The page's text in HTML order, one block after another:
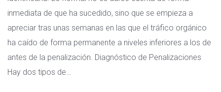
inmediata de que ha sucedido, sino que se empieza a
apreciar tras unas semanas en las que el tráfico orgánico
ha caído de forma permanente a niveles inferiores a los de
antes de la penalización. Diagnóstico de Penalizaciones
Hay dos tipos de…